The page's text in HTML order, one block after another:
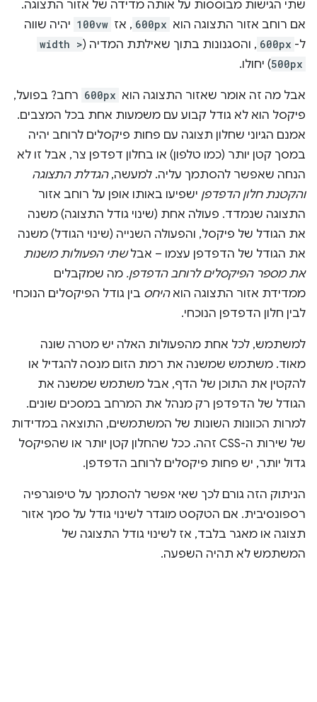
שתי הגישות מבוססות על אותה מדידה של אזור התצוגה.
אם רוחב אזור התצוגה הוא 600px , אז 100vw יהיה שווה
ל- 600px , והסגנונות בתוך שאילתת המדיה (width >
500px) יחולו.
אבל מה זה אומר שאזור התצוגה הוא 600px רחב? בפועל,
פיקסל הוא לא גודל קבוע עם משמעות אחת בכל המצבים.
אמנם הגיוני שחלון תצוגה עם פחות פיקסלים לרוחב יהיה
במסך קטן יותר (כמו טלפון) או בחלון דפדפן צר, אבל זו לא
הנחה שאפשר להסתמך עליה. למעשה,הגדלת התצוגה
והקטנת חלון הדפדפן ישפיעו באותו אופן על רוחב אזור
התצוגה שנמדד. פעולה אחת (שינוי גודל התצוגה) משנה
את הגודל של פיקסל, והפעולה השנייה (שינוי הגודל) משנה
את הגודל של הדפדפן עצמו – אבלשתי הפעולות משנות
את מספר הפיקסלים לרוחב הדפדפן. מה שמקבלים
ממדידת אזור התצוגה הואהיחס בין גודל הפיקסלים הנוכחי
לבין חלון הדפדפן הנוכחי.
למשתמש, לכל אחת מהפעולות האלה יש מטרה שונה
מאוד. משתמש שמשנה את רמת הזום מנסה להגדיל או
להקטין את התוכן של הדף, אבל משתמש שמשנה את
הגודל של הדפדפן רק מנהל את המרחב במסכים שונים.
למרות הכוונות השונות של המשתמשים, התוצאה במדידות
של שירות ה-CSS זהה. ככל שהחלון קטן יותר או שהפיקסל
גדול יותר, יש פחות פיקסלים לרוחב הדפדפן.
הניתוק הזה גורם לכך שאי אפשר להסתמך על טיפוגרפיה
רספונסיבית. אם הטקסט מוגדר לשינוי גודל על סמך אזור
תצוגה או מאגר בלבד, אז לשינוי גודל התצוגה של
המשתמש לא תהיה השפעה.